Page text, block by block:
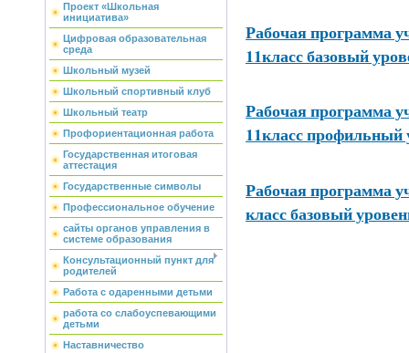
Проект «Школьная
инициатива»
Цифровая образовательная
среда
Школьный музей
Школьный спортивный клуб
Школьный театр
Профориентационная работа
Государственная итоговая
аттестация
Государственные символы
Профессиональное обучение
сайты органов управления в
системе образования
Консультационный пункт для
родителей
Работа с одаренными детьми
работа со слабоуспевающими
детьми
Наставничество
Рабочая программа
11класс базовый
Рабочая программа
11класс профильный
Рабочая программа
класс базовый